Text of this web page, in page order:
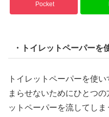
Pocket
・トイレットペーパーを
トイレットペーパーを使
まらせないためにひとつ
ットペーパーを流してし